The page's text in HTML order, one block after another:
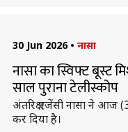
30 Jun 2026 • नासा
नासा का स्विफ्ट बूस्ट
साल पुराना टेलीस्कोप
अंतरिक्ष एजेंसी नासा ने आज
कर दिया है।